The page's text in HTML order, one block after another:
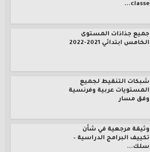
classe...
جميع جذاذات المستوى
الخامس ابتدائي 2021-2022
شبكات التنقيط لجميع
المستويات عربية وفرنسية
وفق مسار
وثيقة مرجعية في شأن
تكييف البرامج الدراسية –
سلك...